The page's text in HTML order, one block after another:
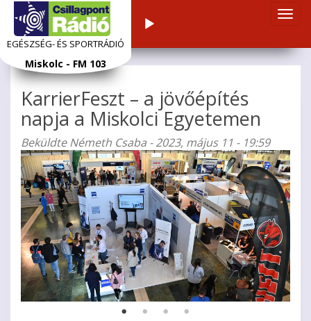
Ugrás
a
tartalomra
EGÉSZSÉG- ÉS SPORTRÁDIÓ
Miskolc - FM 103
Audiolejátszó
KarrierFeszt – a jövőépítés
napja a Miskolci Egyetemen
BeküldteNémeth Csaba - 2023, május 11 - 19:59